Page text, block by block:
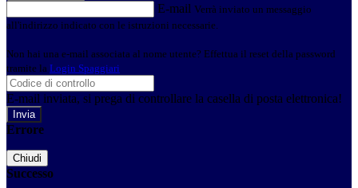
E-mail Verrà inviato un messaggio
all'indirizzo indicato con le istruzioni necessarie.
Non hai una e-mail associata al nome utente? Effettua il reset della password
tramite la Login Spaggiari
E-mail inviata, si prega di controllare la casella di posta elettronica!
Errore
Chiudi
Successo